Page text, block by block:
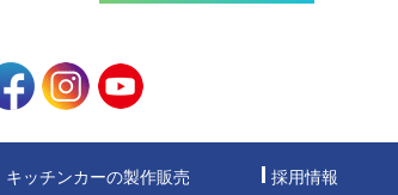
キッチンカーの製作販売
採用情報